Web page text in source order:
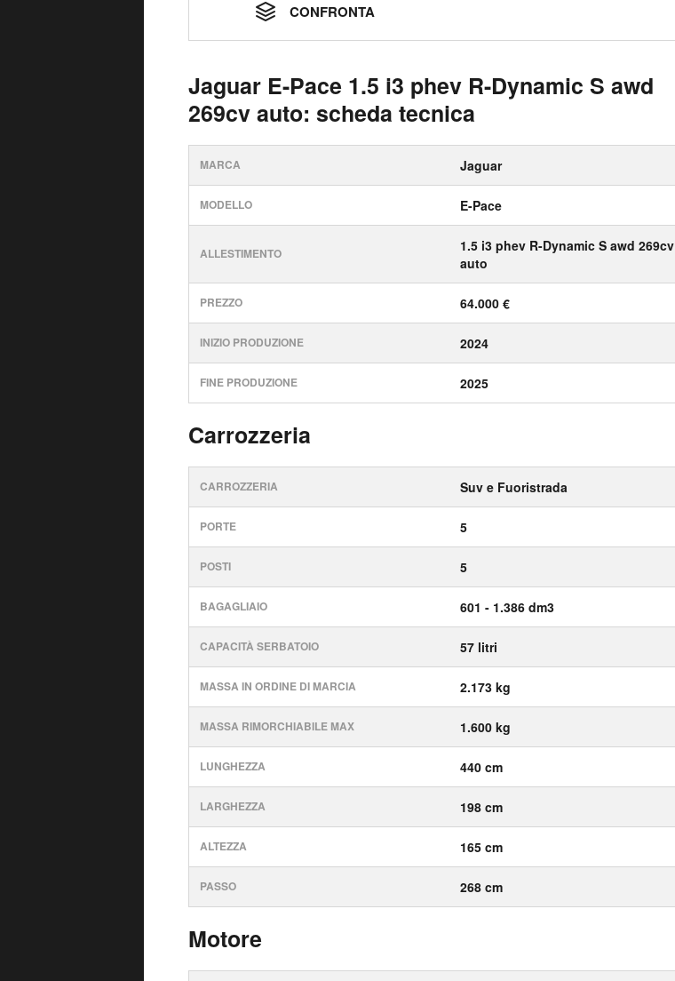
CONFRONTA
Jaguar E-Pace 1.5 i3 phev R-Dynamic S awd
269cv auto: scheda tecnica
MARCA Jaguar
MODELLO E-Pace
ALLESTIMENTO
1.5 i3 phev R-Dynamic S awd 269cv
auto
PREZZO 64.000 €
INIZIO PRODUZIONE 2024
FINE PRODUZIONE 2025
Carrozzeria
CARROZZERIA Suv e Fuoristrada
PORTE 5
POSTI 5
BAGAGLIAIO 601 - 1.386 dm3
CAPACITÀ SERBATOIO 57 litri
MASSA IN ORDINE DI MARCIA 2.173 kg
MASSA RIMORCHIABILE MAX 1.600 kg
LUNGHEZZA 440 cm
LARGHEZZA 198 cm
ALTEZZA 165 cm
PASSO 268 cm
Motore